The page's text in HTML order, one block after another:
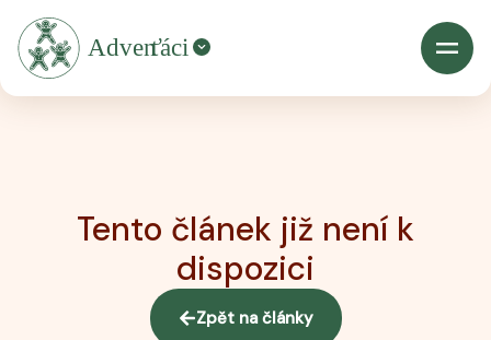
Tento článek již není k
dispozici
Zpět na články